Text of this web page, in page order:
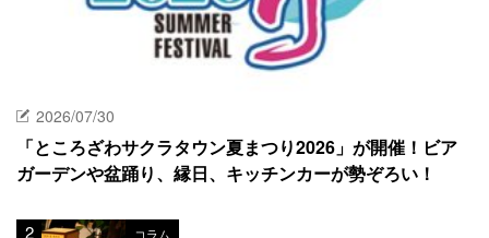
2026/07/30
「ところざわサクラタウン夏まつり2026」が開催！ビア
ガーデンや盆踊り、縁日、キッチンカーが勢ぞろい！
コラム